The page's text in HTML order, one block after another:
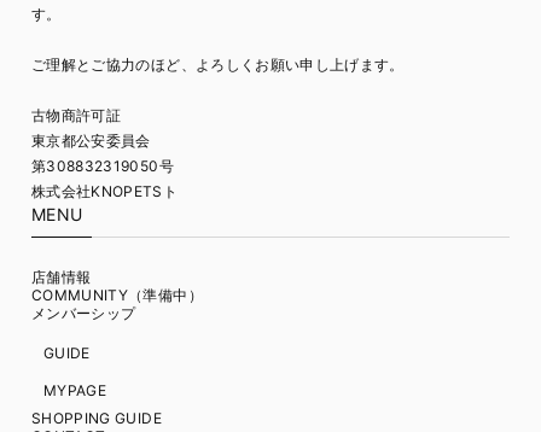
す。
ご理解とご協力のほど、よろしくお願い申し上げます。
古物商許可証
東京都公安委員会
第308832319050号
株式会社KNOPETSト
MENU
店舗情報
COMMUNITY（準備中）
メンバーシップ
GUIDE
MYPAGE
SHOPPING GUIDE